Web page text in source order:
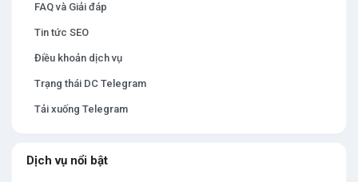
FAQ và Giải đáp
Tin tức SEO
Điều khoản dịch vụ
Trạng thái DC Telegram
Tải xuống Telegram
Dịch vụ nổi bật